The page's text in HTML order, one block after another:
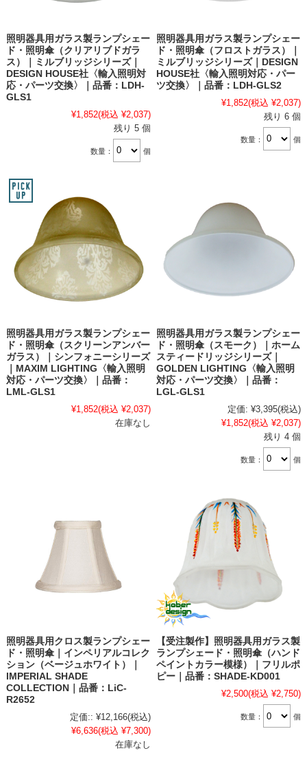
照明器具用ガラス製ランプシェー
ド・照明傘（クリアリブドガラ
ス）｜ミルブリッジシリーズ｜
DESIGN HOUSE社〈輸入照明対
応・パーツ交換〉｜品番：LDH-
GLS1
¥1,852(税込 ¥2,037)
残り 5 個
数量： 個
照明器具用ガラス製ランプシェー
ド・照明傘（フロストガラス）｜
ミルブリッジシリーズ｜DESIGN
HOUSE社〈輸入照明対応・パー
ツ交換〉｜品番：LDH-GLS2
¥1,852(税込 ¥2,037)
残り 6 個
数量： 個
照明器具用ガラス製ランプシェー
ド・照明傘（スクリーンアンバー
ガラス）｜シンフォニーシリーズ
｜MAXIM LIGHTING〈輸入照明
対応・パーツ交換〉｜品番：
LML-GLS1
¥1,852(税込 ¥2,037)
在庫なし
照明器具用ガラス製ランプシェー
ド・照明傘（スモーク）｜ホーム
スティードリッジシリーズ｜
GOLDEN LIGHTING〈輸入照明
対応・パーツ交換〉｜品番：
LGL-GLS1
定価: ¥3,395(税込)
¥1,852(税込 ¥2,037)
残り 4 個
数量： 個
照明器具用クロス製ランプシェー
ド・照明傘｜インペリアルコレク
ション（ベージュホワイト）｜
IMPERIAL SHADE
COLLECTION｜品番：LiC-
R2652
定価:: ¥12,166(税込)
¥6,636(税込 ¥7,300)
在庫なし
【受注製作】照明器具用ガラス製
ランプシェード・照明傘（ハンド
ペイントカラー模様）｜フリルポ
ピー｜品番：SHADE-KD001
¥2,500(税込 ¥2,750)
数量： 個